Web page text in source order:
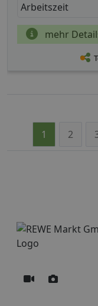
Arbeitszeit
mehr
1 2